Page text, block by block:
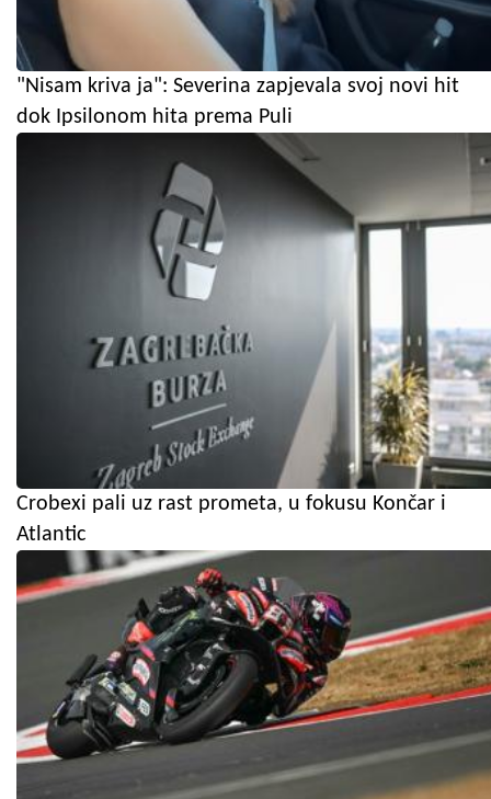
"Nisam kriva ja": Severina zapjevala svoj novi hit
dok Ipsilonom hita prema Puli
Crobexi pali uz rast prometa, u fokusu Končar i
Atlantic